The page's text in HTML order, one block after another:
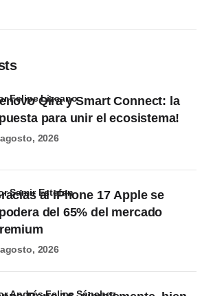
Qira y Smart Connect: la
para unir el ecosistema!
Felipe Lizcano
2026
al iPhone 17 Apple se
del 65% del mercado
Samir Estefan
2026